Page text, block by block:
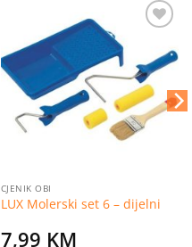
listu
želja
CJENIK OBI
LUX Molerski set 6 – dijelni
7,99 KM